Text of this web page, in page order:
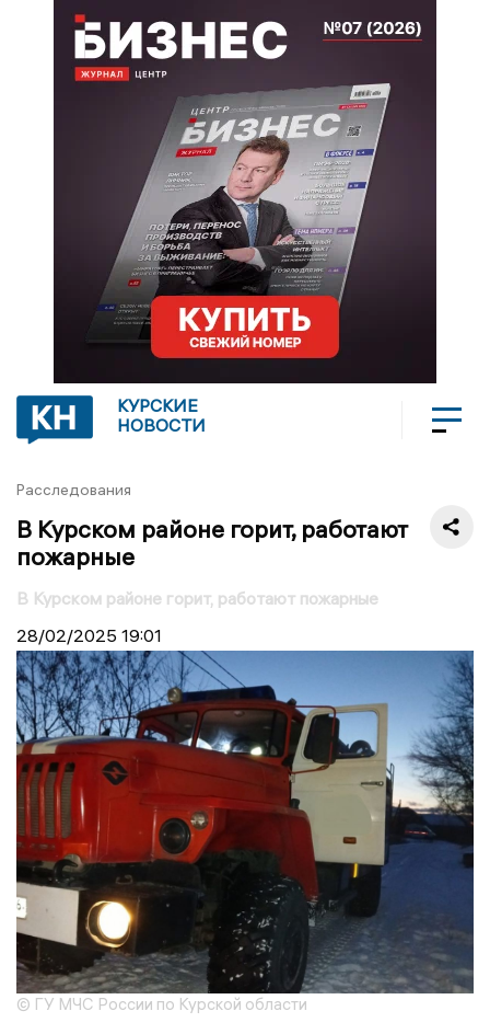
КУРСКИЕ
НОВОСТИ
Расследования
В Курском районе горит, работают
пожарные
В Курском районе горит, работают пожарные
28/02/2025 19:01
© ГУ МЧС России по Курской области